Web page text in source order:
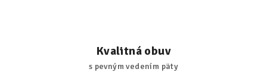
Kvalitná obuv
s pevným vedením päty